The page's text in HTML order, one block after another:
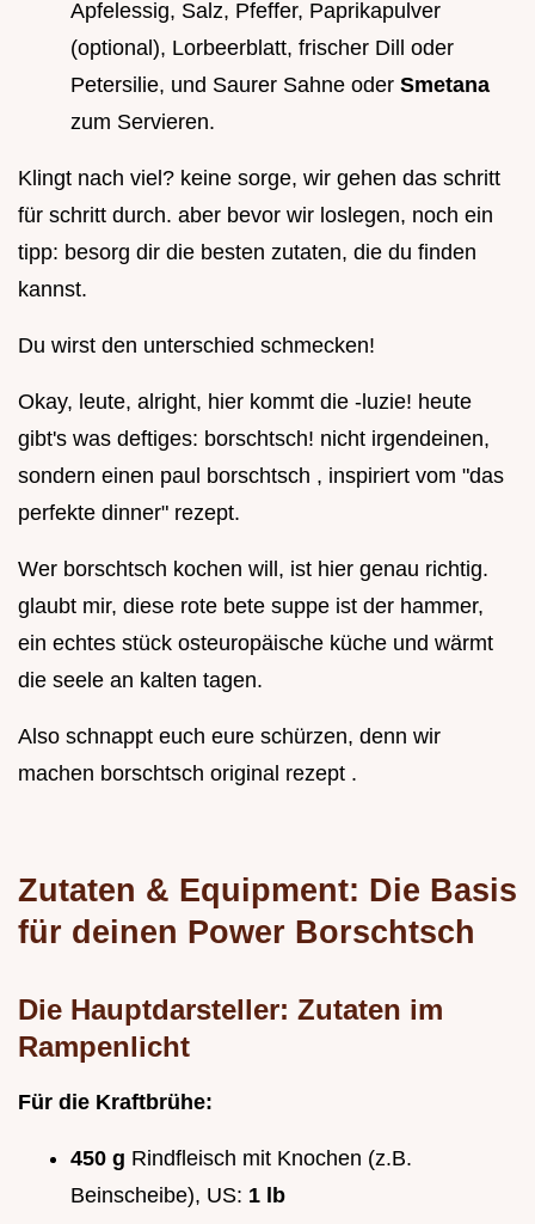
Apfelessig, Salz, Pfeffer, Paprikapulver
(optional), Lorbeerblatt, frischer Dill oder
Petersilie, und Saurer Sahne oder Smetana
zum Servieren.
Klingt nach viel? keine sorge, wir gehen das schritt
für schritt durch. aber bevor wir loslegen, noch ein
tipp: besorg dir die besten zutaten, die du finden
kannst.
Du wirst den unterschied schmecken!
Okay, leute, alright, hier kommt die -luzie! heute
gibt's was deftiges: borschtsch! nicht irgendeinen,
sondern einen paul borschtsch , inspiriert vom "das
perfekte dinner" rezept.
Wer borschtsch kochen will, ist hier genau richtig.
glaubt mir, diese rote bete suppe ist der hammer,
ein echtes stück osteuropäische küche und wärmt
die seele an kalten tagen.
Also schnappt euch eure schürzen, denn wir
machen borschtsch original rezept .
Zutaten & Equipment: Die Basis
für deinen Power Borschtsch
Die Hauptdarsteller: Zutaten im
Rampenlicht
Für die Kraftbrühe:
450 g Rindfleisch mit Knochen (z.B.
Beinscheibe), US: 1 lb